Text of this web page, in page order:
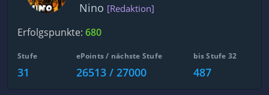
Nino [Redaktion]
Erfolgspunkte: 680
Stufe
31
ePoints / nächste Stufe
26513 / 27000
bis Stufe 32
487